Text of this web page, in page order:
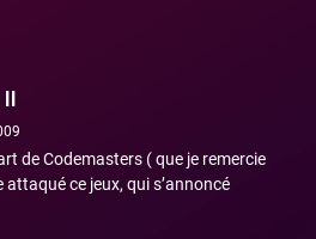
II
de Codemasters ( que je remercie
attaqué ce jeux, qui s’annoncé